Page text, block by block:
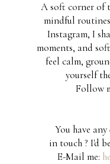
A soft corner of
mindful
Instagram, I
moments, and
feel calm,
yourself
Follow
You have
in touch ? I'd
E-Mail me: